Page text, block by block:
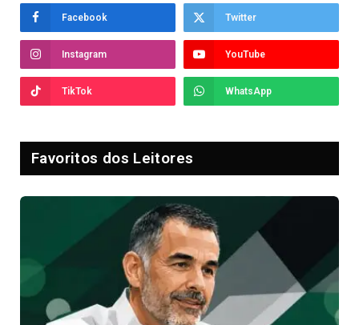
Facebook Twitter
Instagram YouTube
TikTok WhatsApp
Favoritos dos Leitores